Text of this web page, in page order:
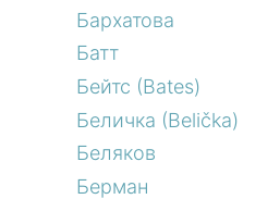
Бархатова
Батт
Бейтс (Bates)
Беличка (Belička)
Беляков
Берман